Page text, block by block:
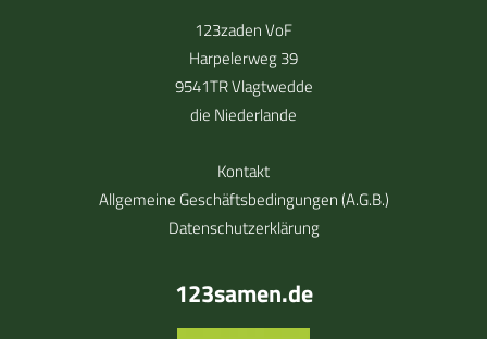
123zaden VoF
Harpelerweg 39
9541TR Vlagtwedde
die Niederlande
Kontakt
Allgemeine Geschäftsbedingungen (A.G.B.)
Datenschutzerklärung
123samen.de